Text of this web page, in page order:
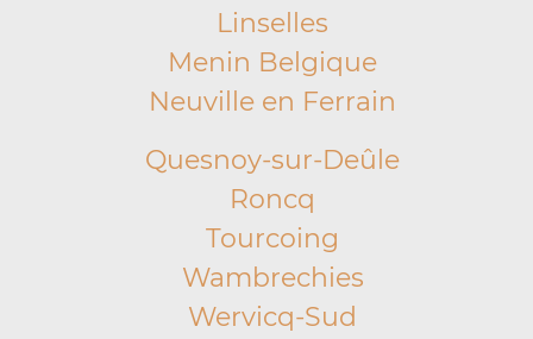
Linselles
Menin Belgique
Neuville en Ferrain
Quesnoy-sur-Deûle
Roncq
Tourcoing
Wambrechies
Wervicq-Sud